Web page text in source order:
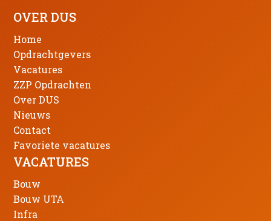
OVER DUS
Home
Opdrachtgevers
Vacatures
ZZP Opdrachten
Over DUS
Nieuws
Contact
Favoriete vacatures
VACATURES
Bouw
Bouw UTA
Infra